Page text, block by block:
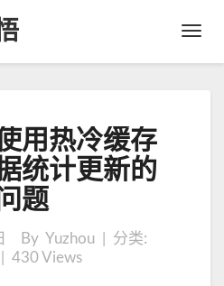
Toggle
原
创
】
使
热
冷
用热冷缓存
统计更新的
题
By Yuzhou | 分类:
430Views